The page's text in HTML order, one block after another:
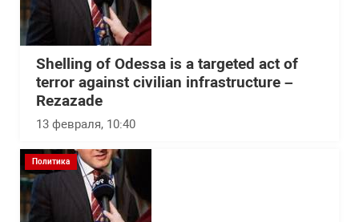
Shelling of Odessa is a targeted act of
terror against civilian infrastructure –
Rezazade
13 февраля, 10:40
Политика